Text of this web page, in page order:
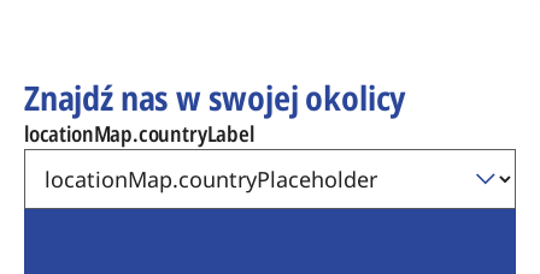
Znajdź nas w swojej okolicy
locationMap.countryLabel